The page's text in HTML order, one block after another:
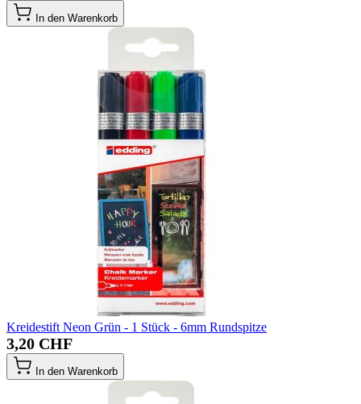
In den Warenkorb
Kreidestift Neon Grün - 1 Stück - 6mm Rundspitze
3,20 CHF
In den Warenkorb